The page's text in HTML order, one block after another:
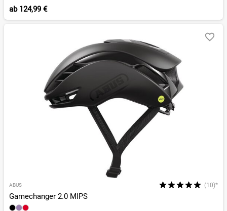
ab124,99 €
ABUS (10)*
Gamechanger 2.0 MIPS